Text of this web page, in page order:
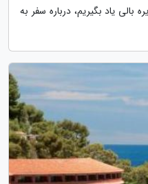
بالی یاد بگیریم، درباره سفر به